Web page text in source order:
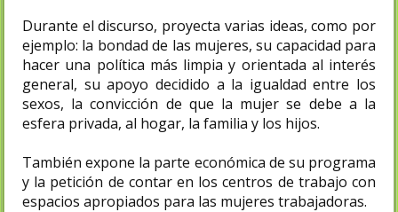
Durante el discurso, proyecta varias ideas, como por
ejemplo: la bondad de las mujeres, su capacidad para
hacer una política más limpia y orientada al interés
general, su apoyo decidido a la igualdad entre los
sexos, la convicción de que la mujer se debe a la
esfera privada, al hogar, la familia y los hijos.
También expone la parte económica de su programa
y la petición de contar en los centros de trabajo con
espacios apropiados para las mujeres trabajadoras​.